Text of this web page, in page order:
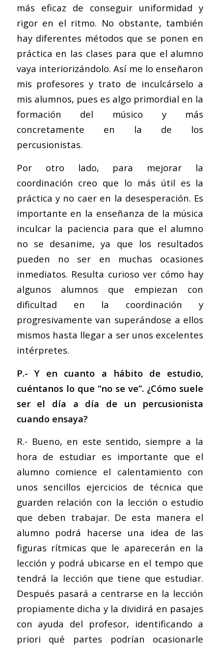
más eficaz de conseguir uniformidad y
rigor en el ritmo. No obstante, también
hay diferentes métodos que se ponen en
práctica en las clases para que el alumno
vaya interiorizándolo. Así me lo enseñaron
mis profesores y trato de inculcárselo a
mis alumnos, pues es algo primordial en la
formación del músico y más
concretamente en la de los
percusionistas.
Por otro lado, para mejorar la
coordinación creo que lo más útil es la
práctica y no caer en la desesperación. Es
importante en la enseñanza de la música
inculcar la paciencia para que el alumno
no se desanime, ya que los resultados
pueden no ser en muchas ocasiones
inmediatos. Resulta curioso ver cómo hay
algunos alumnos que empiezan con
dificultad en la coordinación y
progresivamente van superándose a ellos
mismos hasta llegar a ser unos excelentes
intérpretes.
P.-Y en cuanto a hábito de estudio,
cuéntanos lo que “no se ve”. ¿Cómo suele
ser el día a día de un percusionista
cuando ensaya?
R.- Bueno, en este sentido, siempre a la
hora de estudiar es importante que el
alumno comience el calentamiento con
unos sencillos ejercicios de técnica que
guarden relación con la lección o estudio
que deben trabajar. De esta manera el
alumno podrá hacerse una idea de las
figuras rítmicas que le aparecerán en la
lección y podrá ubicarse en el tempo que
tendrá la lección que tiene que estudiar.
Después pasará a centrarse en la lección
propiamente dicha y la dividirá en pasajes
con ayuda del profesor, identificando a
priori qué partes podrían ocasionarle